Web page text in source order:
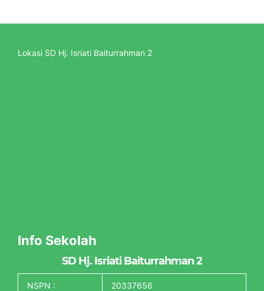
Lokasi SD Hj. Isriati Baiturrahman 2
Info Sekolah
SD Hj. Isriati Baiturrahman 2
NSPN : 20337656